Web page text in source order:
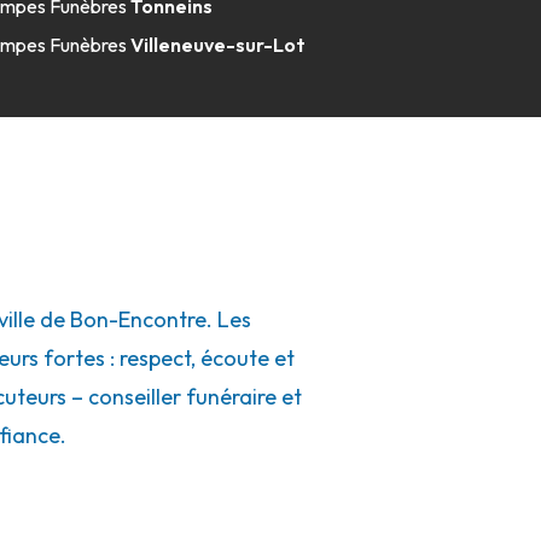
FunèbresTonneins
FunèbresVilleneuve-sur-Lot
de Bon-Encontre. Les
fortes : respect, écoute et
– conseiller funéraire et